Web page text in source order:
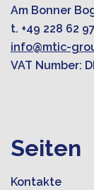
Am Bonner
t. +49 228 62
info@mtic-
VAT Number:
Seiten
Kontakte